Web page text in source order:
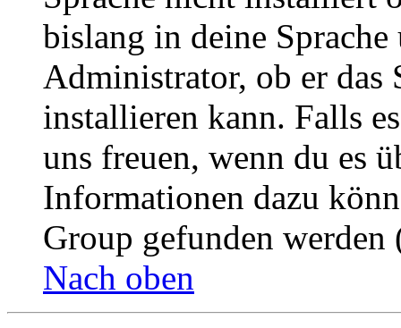
bislang in deine
Administrator, ob er das
installieren kann. Falls
uns freuen, wenn du es
Informationen dazu
Group gefunden
Nach oben